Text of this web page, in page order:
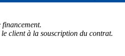
client à la souscription du contrat.